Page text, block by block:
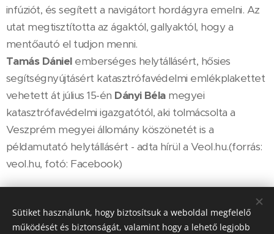
infúziót, és segített a navigátort hordágyra emelni. Az
utat megtisztította az ágaktól, gallyaktól, hogy a
mentőautó el tudjon menni.
Tamás Dánielemberséges helytállásért, hősies
segítségnyújtásért katasztrófavédelmi emlékplakettet
vehetett át július 15-én Dányi Bélamegyei
katasztrófavédelmi igazgatótól, aki tolmácsolta a
Veszprém megyei állomány köszönetét is a
példamutató helytállásért - adta hírül a Veol.hu.(forrás:
veol.hu, fotó: Facebook)
Sütiket használunk, hogy biztosítsuk a weboldal megfelelő
működését és biztonságát, valamint hogy a lehető legjobb